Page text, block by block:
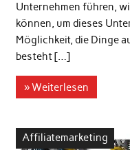
Unternehmen führen,
können, um dieses
Möglichkeit, die Dinge
besteht […]
» Weiterlesen
Affiliatemarketing